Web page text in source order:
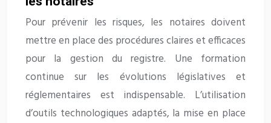
Pour prévenir les risques, les notaires doivent
mettre en place des procédures claires et efficaces
pour la gestion du registre. Une formation
continue sur les évolutions législatives et
réglementaires est indispensable. L’utilisation
d’outils technologiques adaptés, la mise en place